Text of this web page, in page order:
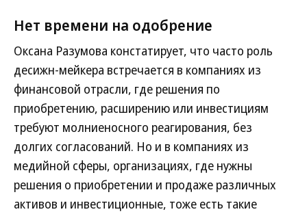
Нет времени на одобрение
Оксана Разумова констатирует, что часто роль
десижн-мейкера встречается в компаниях из
финансовой отрасли, где решения по
приобретению, расширению или инвестициям
требуют молниеносного реагирования, без
долгих согласований. Но и в компаниях из
медийной сферы, организациях, где нужны
решения о приобретении и продаже различных
активов и инвестиционные, тоже есть такие